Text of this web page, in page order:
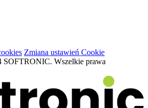
Zmiana ustawień Cookie
Wszelkie prawa